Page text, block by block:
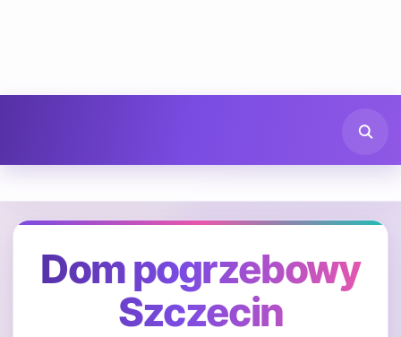
Dom pogrzebowy
Szczecin